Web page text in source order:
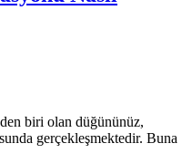
biri olan düğününüz,
gerçekleşmektedir. Buna